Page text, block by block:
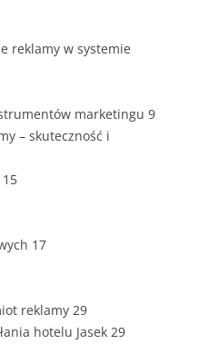
reklamy w systemie
marketingu 9
– skuteczność i
17
reklamy 29
hotelu Jasek 29